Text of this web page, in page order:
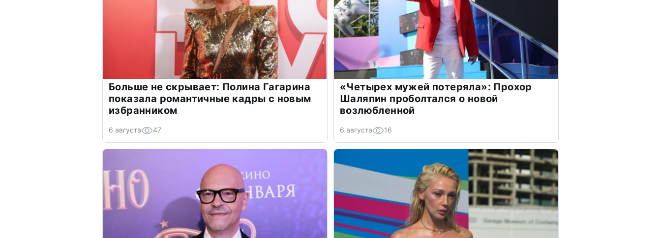
Больше не скрывает: Полина Гагарина
показала романтичные кадры с новым
избранником
6 августа 47
«Четырех мужей потеряла»: Прохор
Шаляпин проболтался о новой
возлюбленной
6 августа 16